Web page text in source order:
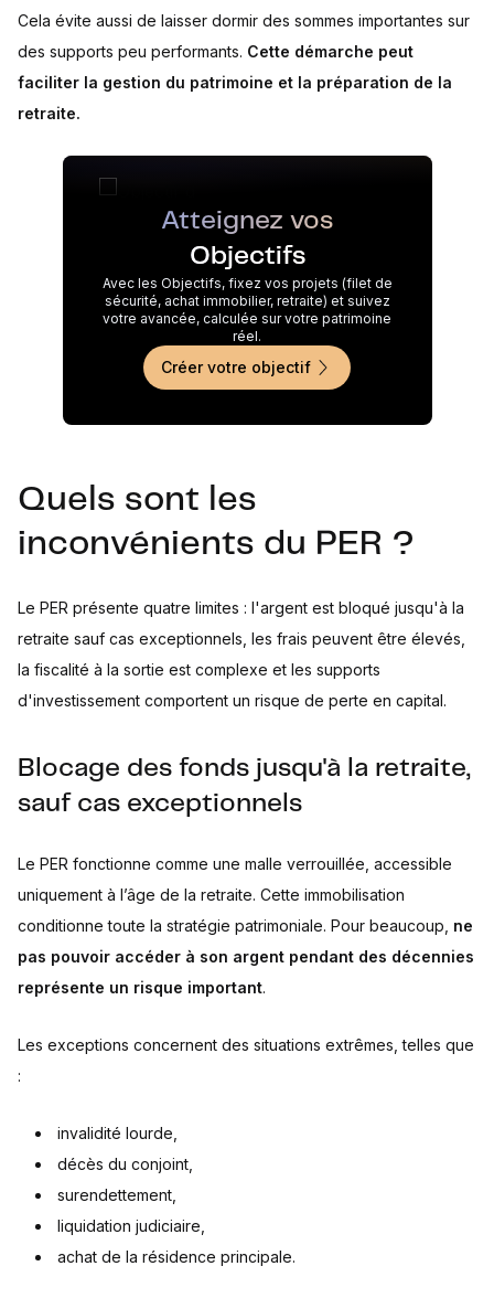
Cela évite aussi de laisser dormir des sommes importantes sur
des supports peu performants. Cette démarche peut
faciliter la gestion du patrimoine et la préparation de la
retraite.
Atteignez vos
Objectifs
Avec les Objectifs, fixez vos projets (filet de
sécurité, achat immobilier, retraite) et suivez
votre avancée, calculée sur votre patrimoine
réel.
Créer votre objectif
Quels sont les
inconvénients du PER ?
Le PER présente quatre limites : l'argent est bloqué jusqu'à la
retraite sauf cas exceptionnels, les frais peuvent être élevés,
la fiscalité à la sortie est complexe et les supports
d'investissement comportent un risque de perte en capital.
Blocage des fonds jusqu'à la retraite,
sauf cas exceptionnels
Le PER fonctionne comme une malle verrouillée, accessible
uniquement à l’âge de la retraite. Cette immobilisation
conditionne toute la stratégie patrimoniale. Pour beaucoup, ne
pas pouvoir accéder à son argent pendant des décennies
représente un risque important.
Les exceptions concernent des situations extrêmes, telles que
:
invalidité lourde,
décès du conjoint,
surendettement,
liquidation judiciaire,
achat de la résidence principale.